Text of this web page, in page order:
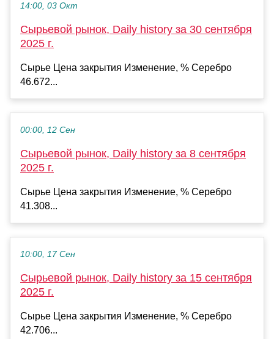
14:00, 03 Окт
Сырьевой рынок, Daily history за 30 сентября
2025 г.
Сырье Цена закрытия Изменение, % Серебро
46.672...
00:00, 12 Сен
Сырьевой рынок, Daily history за 8 сентября
2025 г.
Сырье Цена закрытия Изменение, % Серебро
41.308...
10:00, 17 Сен
Сырьевой рынок, Daily history за 15 сентября
2025 г.
Сырье Цена закрытия Изменение, % Серебро
42.706...